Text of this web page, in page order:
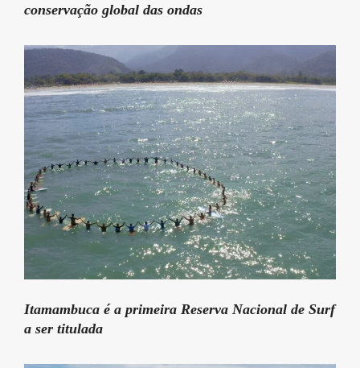
conservação global das ondas
Itamambuca é a primeira Reserva Nacional de Surf
a ser titulada